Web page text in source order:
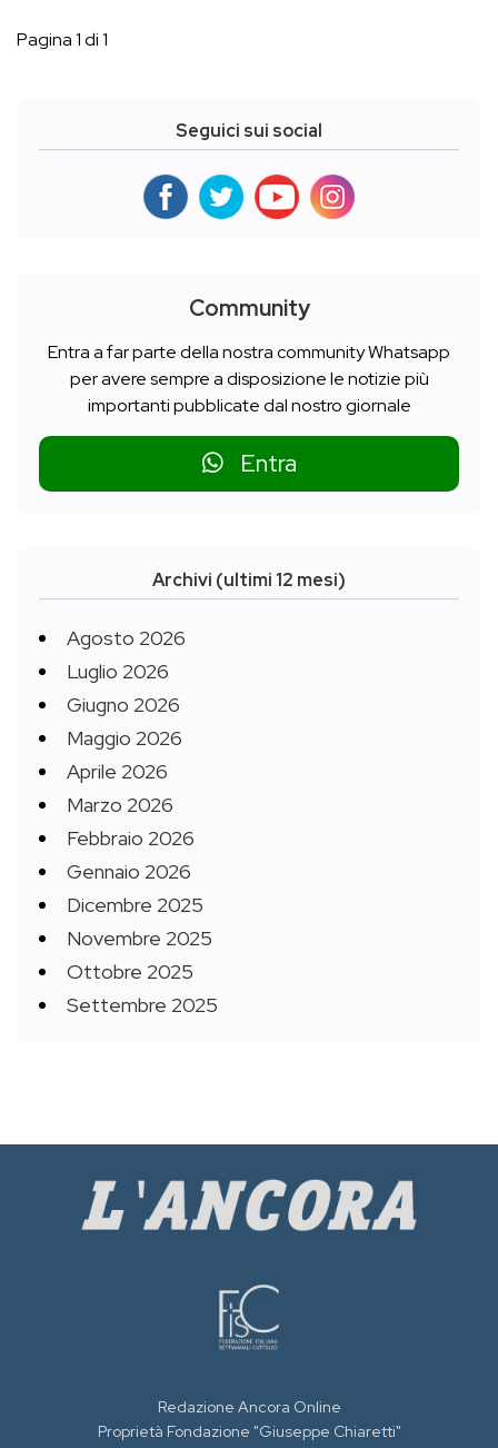
Pagina 1 di 1
Seguici sui social
Community
Entra a far parte della nostra community Whatsapp
per avere sempre a disposizione le notizie più
importanti pubblicate dal nostro giornale
Entra
Archivi (ultimi 12 mesi)
Agosto 2026
Luglio 2026
Giugno 2026
Maggio 2026
Aprile 2026
Marzo 2026
Febbraio 2026
Gennaio 2026
Dicembre 2025
Novembre 2025
Ottobre 2025
Settembre 2025
Redazione Ancora Online
Proprietà Fondazione "Giuseppe Chiaretti"